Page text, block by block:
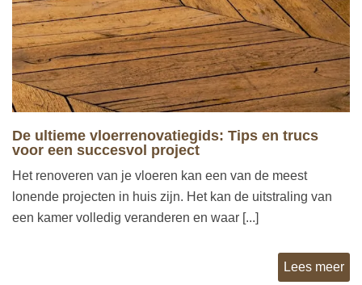
De ultieme vloerrenovatiegids: Tips en trucs
voor een succesvol project
Het renoveren van je vloeren kan een van de meest
lonende projecten in huis zijn. Het kan de uitstraling van
een kamer volledig veranderen en waar [...]
Lees meer